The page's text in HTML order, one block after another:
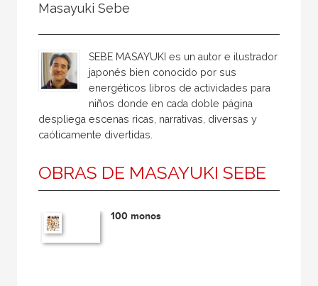
Coordinador
Editora
Escritor
Escritora
Ilustrador
Prologuista
Traductor
Masayuki Sebe
SEBE MASAYUKI es un autor e ilustrador
japonés bien conocido por sus
energéticos libros de actividades para
niños donde en cada doble página
despliega escenas ricas, narrativas, diversas y
caóticamente divertidas.
OBRAS DE MASAYUKI SEBE
100 monos